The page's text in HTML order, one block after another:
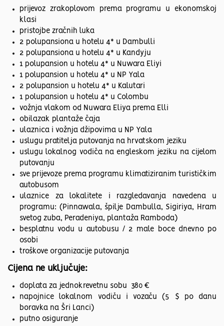
prijevoz zrakoplovom prema programu u ekonomskoj
klasi
pristojbe zračnih luka
2 polupansiona u hotelu 4* u Dambulli
2 polupansiona u hotelu 4* u Kandyju
1 polupansion u hotelu 4* u Nuwara Eliyi
1 polupansion u hotelu 4* u NP Yala
2 polupansion u hotelu 4* u Kalutari
1 polupansion u hotelu 4* u Colombu
vožnja vlakom od Nuwara Eliya prema Elli
obilazak plantaže čaja
ulaznica i vožnja džipovima u NP Yala
uslugu pratitelja putovanja na hrvatskom jeziku
uslugu lokalnog vodiča na engleskom jeziku na cijelom
putovanju
sve prijevoze prema programu klimatiziranim turističkim
autobusom
ulaznice za lokalitete i razgledavanja navedena u
programu: (Pinnawala, špilje Dambulla, Sigiriya, Hram
svetog zuba, Peradeniya, plantaža Ramboda)
besplatnu vodu u autobusu / 2 male boce dnevno po
osobi
troškove organizacije putovanja
Cijena ne uključuje:
doplata za jednokrevetnu sobu 380 €
napojnice lokalnom vodiču i vozaču (5 $ po danu
boravka na Šri Lanci)
putno osiguranje